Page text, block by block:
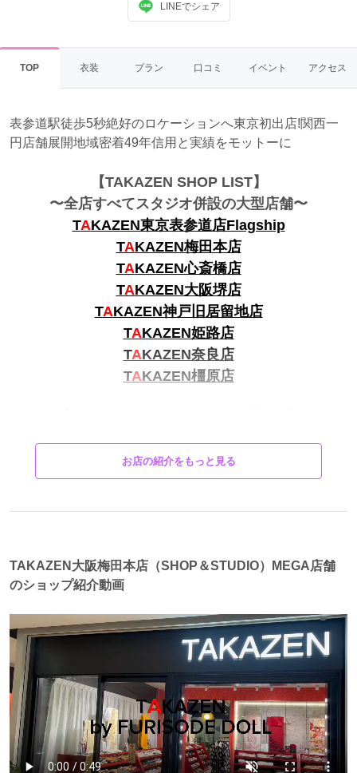
LINEでシェア
TOP 衣装 プラン 口コミ イベント アクセス
表参道駅徒歩5秒絶好のロケーションへ東京初出店!関西一
円店舗展開地域密着49年信用と実績をモットーに
【TAKAZEN SHOP LIST】
〜全店すべてスタジオ併設の大型店舗〜
TAKAZEN東京表参道店Flagship
TAKAZEN梅田本店
TAKAZEN心斎橋店
TAKAZEN大阪堺店
TAKAZEN神戸旧居留地店
TAKAZEN姫路店
TAKAZEN奈良店
TAKAZEN橿原店
FURISODE DOLL 【ネットレンタル/実店舗へご来店も可
能】
お店の紹介をもっと見る
TAKAZEN大阪梅田本店（SHOP＆STUDIO）MEGA店舗
のショップ紹介動画